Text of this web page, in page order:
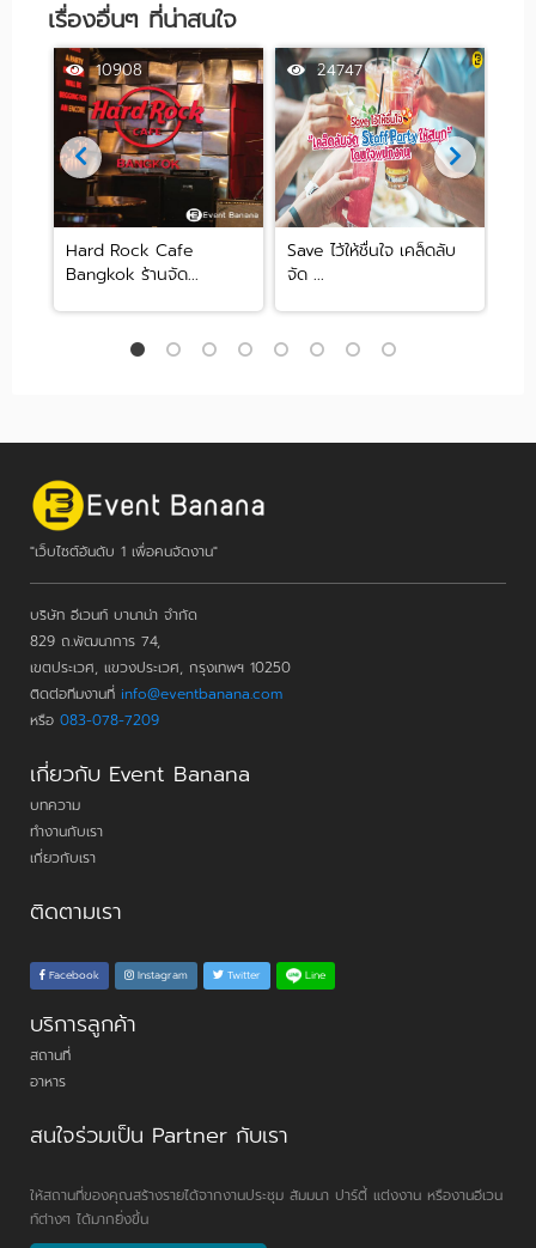
เรื่องอื่นๆ ที่น่าสนใจ
10908
Hard Rock Cafe
Bangkok ร้านจัด...
24747
Save ไว้ให้ชื่นใจ เคล็ดลับ
จัด ...
"เว็บไซต์อันดับ 1 เพื่อคนจัดงาน"
บริษัท อีเวนท์ บานาน่า จำกัด
829 ถ.พัฒนาการ 74,
เขตประเวศ, แขวงประเวศ, กรุงเทพฯ 10250
ติดต่อทีมงานที่ info@eventbanana.com
หรือ 083-078-7209
เกี่ยวกับ Event Banana
บทความ
ทำงานกับเรา
เกี่ยวกับเรา
ติดตามเรา
Facebook Instagram Twitter Line
บริการลูกค้า
สถานที่
อาหาร
สนใจร่วมเป็น Partner กับเรา
ให้สถานที่ของคุณสร้างรายได้จากงานประชุม สัมมนา ปาร์ตี้ แต่งงาน หรืองานอีเวน
ท์ต่างๆ ได้มากยิ่งขึ้น